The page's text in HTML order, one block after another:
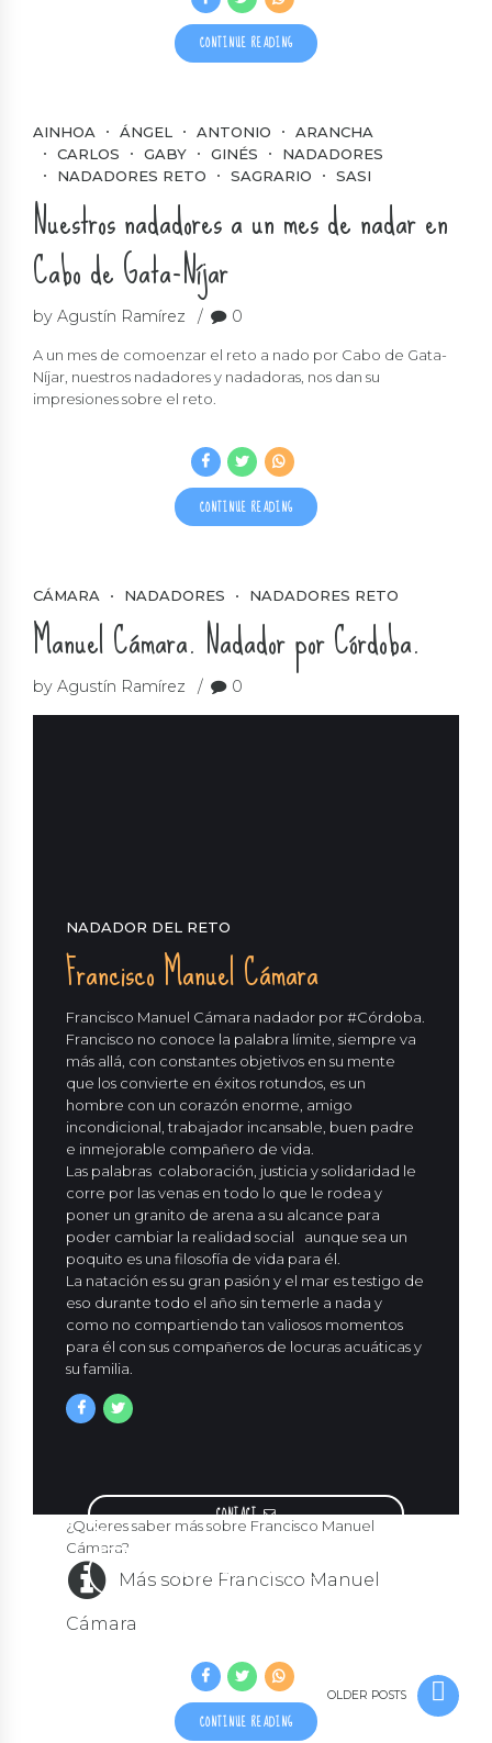
CONTINUE READING
AINHOA ÁNGEL ANTONIO
ARANCHA
CARLOS
GABY GINÉS
NADADORES
NADADORES RETO
SAGRARIO SASI
Nuestros nadadores a un mes de nadar en
Cabo de Gata-Níjar
by Agustín Ramírez 0
A un mes de comoenzar el reto a nado por Cabo de Gata-
Níjar, nuestros nadadores y nadadoras, nos dan su
impresiones sobre el reto.
CONTINUE READING
CÁMARA NADADORES NADADORES RETO
Manuel Cámara. Nadador por Córdoba.
by Agustín Ramírez 0
NADADOR DEL RETO
Francisco Manuel Cámara
Francisco Manuel Cámara nadador por #Córdoba.
Francisco no conoce la palabra límite, siempre va
más allá, con constantes objetivos en su mente
que los convierte en éxitos rotundos, es un
hombre con un corazón enorme, amigo
incondicional, trabajador incansable, buen padre
e inmejorable compañero de vida.
Las palabras colaboración, justicia y solidaridad le
corre por las venas en todo lo que le rodea y
poner un granito de arena a su alcance para
poder cambiar la realidad social aunque sea un
poquito es una filosofía de vida para él.
La natación es su gran pasión y el mar es testigo de
eso durante todo el año sin temerle a nada y
como no compartiendo tan valiosos momentos
para él con sus compañeros de locuras acuáticas y
su familia.
CONTACT
METROS PARA CÁMARA
¿Quieres saber más sobre Francisco Manuel
Cámara?
Más sobre Francisco Manuel
Cámara
CONTINUE READING
OLDER POSTS